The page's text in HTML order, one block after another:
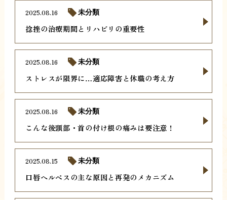
捻挫の治療期間とリハビリの重要性
2025.08.16 未分類
ストレスが限界に…適応障害と休職の考え方
2025.08.16 未分類
こんな後頭部・首の付け根の痛みは要注意！
2025.08.16 未分類
口唇ヘルペスの主な原因と再発のメカニズム
2025.08.15 未分類